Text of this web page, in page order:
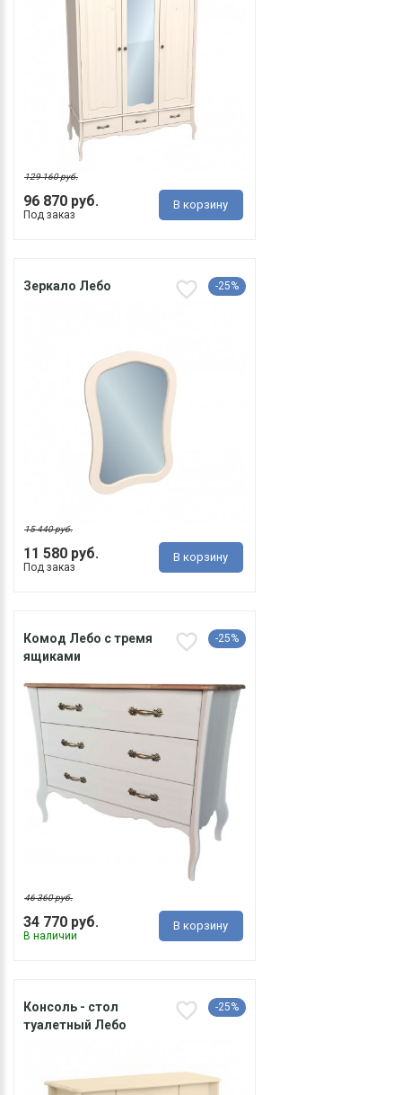
96 870 руб.
129 160 руб.
Под заказ
В корзину
Зеркало Лебо -25%
11 580 руб.
15 440 руб.
Под заказ
В корзину
Комод Лебо с тремя
ящиками
-25%
34 770 руб.
46 360 руб.
В наличии
В корзину
Консоль - стол
туалетный Лебо
-25%